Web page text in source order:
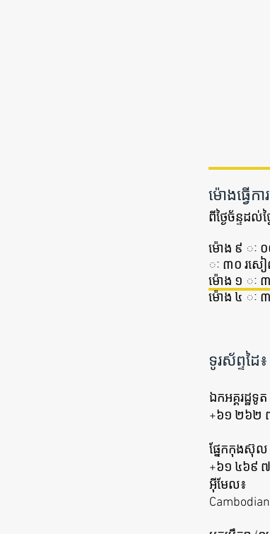
ម៉ោង​ធ្វើការ
ពី​ថ្ងៃច័ន្ទ​ដល់​
ម៉ោង ៩ ៈ ០
ៈ ៣០ រស
ម៉ោង ១ ៈ
ម៉ោង ៤ ៈ
ទូរស័ព្ទដៃ៖
ឯកអគ្គរដ្ឋទូត
+៦១ ២៦២
ផ្នែកកុងស៊ុល
+៦១ ៤៦៩
អ៊ីមែល៖